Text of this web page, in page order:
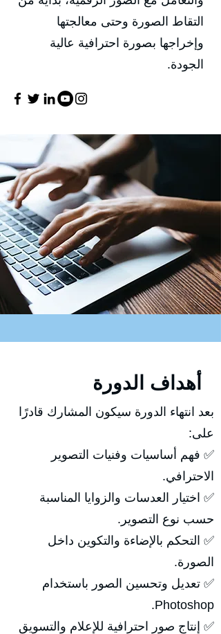
التقاط الصورة وحتى معالجتها
وإخراجها بصورة احترافية عالية
الجودة.
بعد انتهاء الدورة سيكون المشارك قادرًا
على:
✅ فهم أساسيات وفنيات التصوير
الاحترافي.
✅ اختيار العدسات والزوايا المناسبة
حسب نوع التصوير.
✅ التحكم بالإضاءة والتكوين داخل
الصورة.
✅ تعديل وتحسين الصور باستخدام
Photoshop.
✅ إنتاج صور احترافية للإعلام والتسويق